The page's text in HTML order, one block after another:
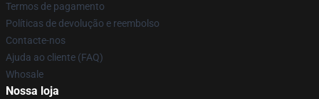
Termos de pagamento
Políticas de devolução e reembolso
Contacte-nos
Ajuda ao cliente (FAQ)
Whosale
Nossa loja